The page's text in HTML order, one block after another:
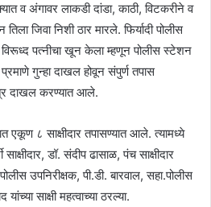
व अंगावर लाकडी दांडा, काठी, विटकरीने व
जिवा निशी ठार मारले. फिर्यादी पोलीस
विरूध्द पत्नीचा खून केला म्हणून पोलीस स्टेशन
गुन्हा दाखल होवून संपुर्ण तपास
दाखल करण्यात आले.
एकूण ८ साक्षीदार तपासण्यात आले. त्यामध्ये
साक्षीदार, डॉ. संदीप ढासाळ, पंच साक्षीदार
उपनिरीक्षक, पी.डी. बारवाल, सहा.पोलीस
साक्षी महत्वाच्या ठरल्या.